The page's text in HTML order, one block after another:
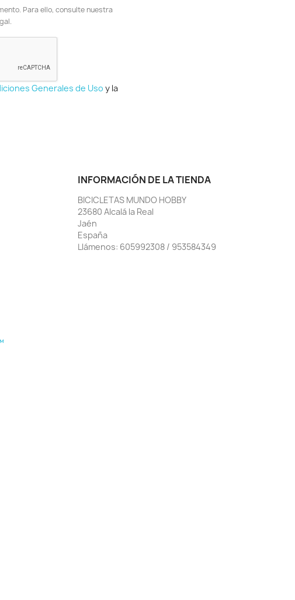
Para ello, consulte nuestra
Generales de Uso y la
INFORMACIÓN DE LA TIENDA
BICICLETAS MUNDO HOBBY
23680 Alcalá la Real
Jaén
España
Llámenos: 605992308 / 953584349